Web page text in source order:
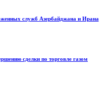
служб Азербайджана и Ирана
сделки по торговле газом